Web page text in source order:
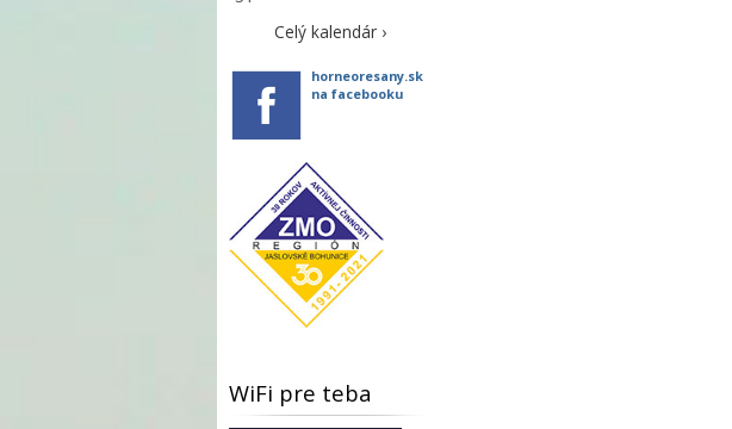
Celý kalendár ›
horneoresany.sk
na facebooku
WiFi pre teba